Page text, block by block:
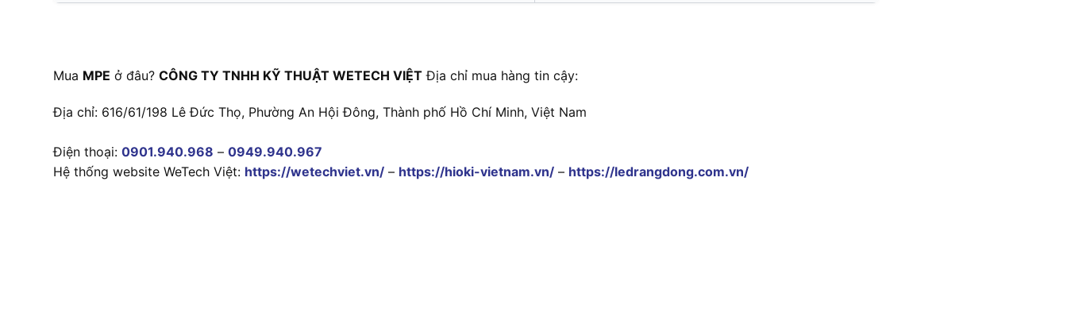
Mua MPE ở đâu? CÔNG TY TNHH KỸ THUẬT WETECH VIỆT Địa chỉ mua hàng tin cậy:
Địa chỉ: 616/61/198 Lê Đức Thọ, Phường An Hội Đông, Thành phố Hồ Chí Minh, Việt Nam
Điện thoại: 0901.940.968 – 0949.940.967
Hệ thống website WeTech Việt: https://wetechviet.vn/ – https://hioki-vietnam.vn/ – https://ledrangdong.com.vn/